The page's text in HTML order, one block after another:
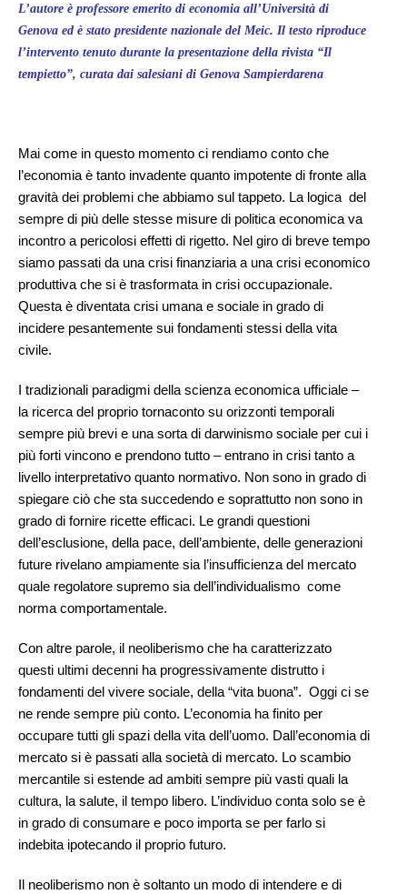
L’autore è professore emerito di economia all’Università di
Genova ed è stato presidente nazionale del Meic. Il testo riproduce
l’intervento tenuto durante la presentazione della rivista “Il
tempietto”, curata dai salesiani di Genova Sampierdarena
Mai come in questo momento ci rendiamo conto che
l’economia è tanto invadente quanto impotente di fronte alla
gravità dei problemi che abbiamo sul tappeto. La logica del
sempre di più delle stesse misure di politica economica va
incontro a pericolosi effetti di rigetto. Nel giro di breve tempo
siamo passati da una crisi finanziaria a una crisi economico
produttiva che si è trasformata in crisi occupazionale.
Questa è diventata crisi umana e sociale in grado di
incidere pesantemente sui fondamenti stessi della vita
civile.
I tradizionali paradigmi della scienza economica ufficiale –
la ricerca del proprio tornaconto su orizzonti temporali
sempre più brevi e una sorta di darwinismo sociale per cui i
più forti vincono e prendono tutto – entrano in crisi tanto a
livello interpretativo quanto normativo. Non sono in grado di
spiegare ciò che sta succedendo e soprattutto non sono in
grado di fornire ricette efficaci. Le grandi questioni
dell’esclusione, della pace, dell’ambiente, delle generazioni
future rivelano ampiamente sia l’insufficienza del mercato
quale regolatore supremo sia dell’individualismo come
norma comportamentale.
Con altre parole, il neoliberismo che ha caratterizzato
questi ultimi decenni ha progressivamente distrutto i
fondamenti del vivere sociale, della “vita buona”. Oggi ci se
ne rende sempre più conto. L’economia ha finito per
occupare tutti gli spazi della vita dell’uomo. Dall’economia di
mercato si è passati alla società di mercato. Lo scambio
mercantile si estende ad ambiti sempre più vasti quali la
cultura, la salute, il tempo libero. L’individuo conta solo se è
in grado di consumare e poco importa se per farlo si
indebita ipotecando il proprio futuro.
Il neoliberismo non è soltanto un modo di intendere e di